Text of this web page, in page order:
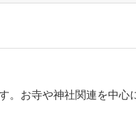
。お寺や神社関連を中心